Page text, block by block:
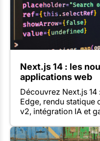
Next.js 14 : les
applications web
Découvrez Next.js
Edge, rendu statique
v2, intégration IA et